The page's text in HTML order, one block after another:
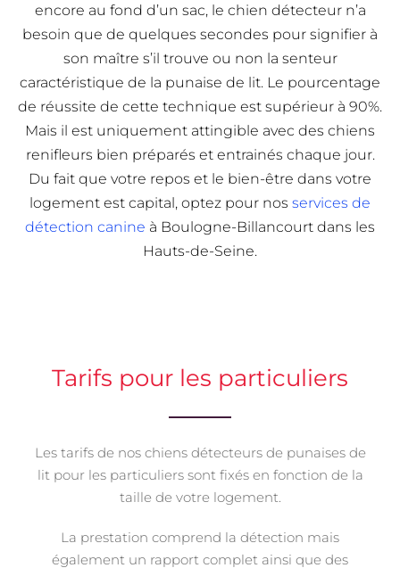
encore au fond d’un sac, le chien détecteur n’a
besoin que de quelques secondes pour signifier à
son maître s’il trouve ou non la senteur
caractéristique de la punaise de lit. Le pourcentage
de réussite de cette technique est supérieur à 90%.
Mais il est uniquement attingible avec des chiens
renifleurs bien préparés et entrainés chaque jour.
Du fait que votre repos et le bien-être dans votre
logement est capital, optez pour nos services de
détection canine à Boulogne-Billancourt dans les
Hauts-de-Seine.
Tarifs pour les particuliers
Les tarifs de nos chiens détecteurs de punaises de
lit pour les particuliers sont fixés en fonction de la
taille de votre logement.
La prestation comprend la détection mais
également un rapport complet ainsi que des